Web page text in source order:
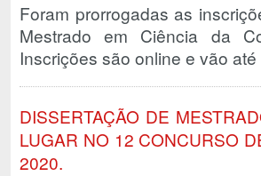
Foram prorrogadas as
Mestrado em Ciência da
Inscrições são online e vão
DISSERTAÇÃO DE
LUGAR NO 12 CONCURSO
2020.